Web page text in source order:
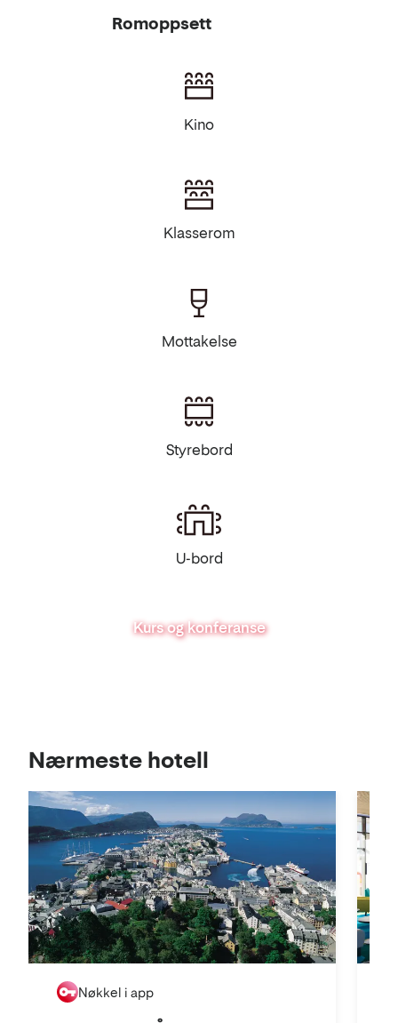
Romoppsett
Kino
Klasserom
Mottakelse
Styrebord
U-bord
Kurs og konferanse
Se
kart
Nærmeste hotell
Nøkkel i app